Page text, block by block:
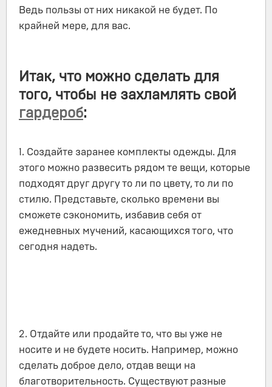
Ведь пользы от них никакой не будет. По
крайней мере, для вас.
Итак, что можно сделать для
того, чтобы не захламлять свой
гардероб:
1. Создайте заранее комплекты одежды. Для
этого можно развесить рядом те вещи, которые
подходят друг другу то ли по цвету, то ли по
стилю. Представьте, сколько времени вы
сможете сэкономить, избавив себя от
ежедневных мучений, касающихся того, что
сегодня надеть.
2. Отдайте или продайте то, что вы уже не
носите и не будете носить. Например, можно
сделать доброе дело, отдав вещи на
благотворительность. Существуют разные